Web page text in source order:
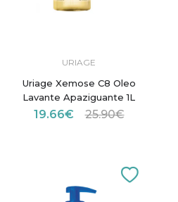
URIAGE
Uriage Xemose C8 Oleo
Lavante Apaziguante 1L
19.66€ 25.90€